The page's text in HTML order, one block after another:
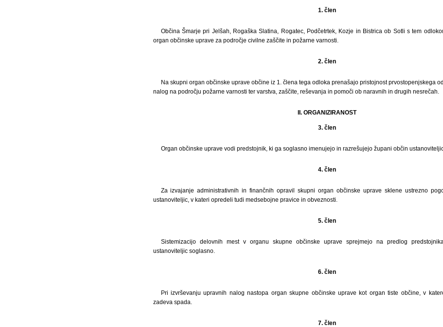
1. člen
Občina Šmarje pri Jelšah, Rogaška Slatina, Rogatec, Podčetrtek, Kozje in Bistrica ob Sotli s tem
organ občinske uprave za področje civilne zaščite in požarne varnosti.
2. člen
Na skupni organ občinske uprave občine iz 1. člena tega odloka prenašajo pristojnost prvostopenjskega
nalog na področju požarne varnosti ter varstva, zaščite, reševanja in pomoči ob naravnih in drugih nesrečah.
II. ORGANIZIRANOST
3. člen
Organ občinske uprave vodi predstojnik, ki ga soglasno imenujejo in razrešujejo župani občin
4. člen
Za izvajanje administrativnih in finančnih opravil skupni organ občinske uprave sklene ustrezno
ustanoviteljic, v kateri opredeli tudi medsebojne pravice in obveznosti.
5. člen
Sistemizacijo delovnih mest v organu skupne občinske uprave sprejmejo na predlog
ustanoviteljic soglasno.
6. člen
Pri izvrševanju upravnih nalog nastopa organ skupne občinske uprave kot organ tiste občine, v
zadeva spada.
7. člen